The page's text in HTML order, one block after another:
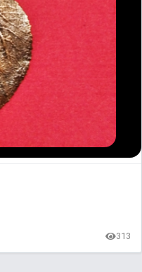
313